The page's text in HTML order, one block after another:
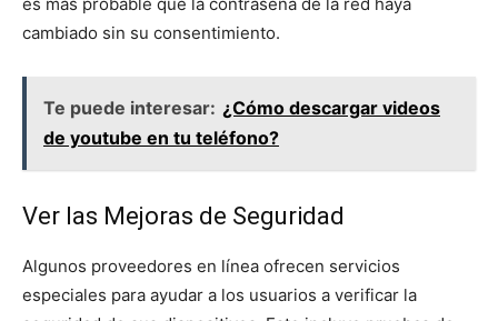
cambiado sin su consentimiento.
Te puede interesar: ¿Cómo descargar videos
de youtube en tu teléfono?
Ver las Mejoras de Seguridad
Algunos proveedores en línea ofrecen servicios
especiales para ayudar a los usuarios a verificar la